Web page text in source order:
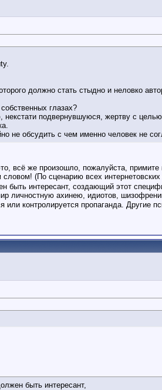
должно стать стыдно и неловко
глазах?
подвернувшуюся, жертву с
обсудить с чем именно человек не
всё же произошло, пожалуйста,
(По сценарию всех
интересант, создающий этот
личностную ахинею, идиотов,
или контролируется пропаганда.
быть интересант,